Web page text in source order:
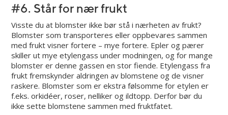
#6. Står for nær frukt
Visste du at blomster ikke bør stå i nærheten av frukt?
Blomster som transporteres eller oppbevares sammen
med frukt visner fortere – mye fortere. Epler og pærer
skiller ut mye etylengass under modningen, og for mange
blomster er denne gassen en stor fiende. Etylengass fra
frukt fremskynder aldringen av blomstene og de visner
raskere. Blomster som er ekstra følsomme for etylen er
f.eks. orkidéer, roser, nelliker og ildtopp. Derfor bør du
ikke sette blomstene sammen med fruktfatet.